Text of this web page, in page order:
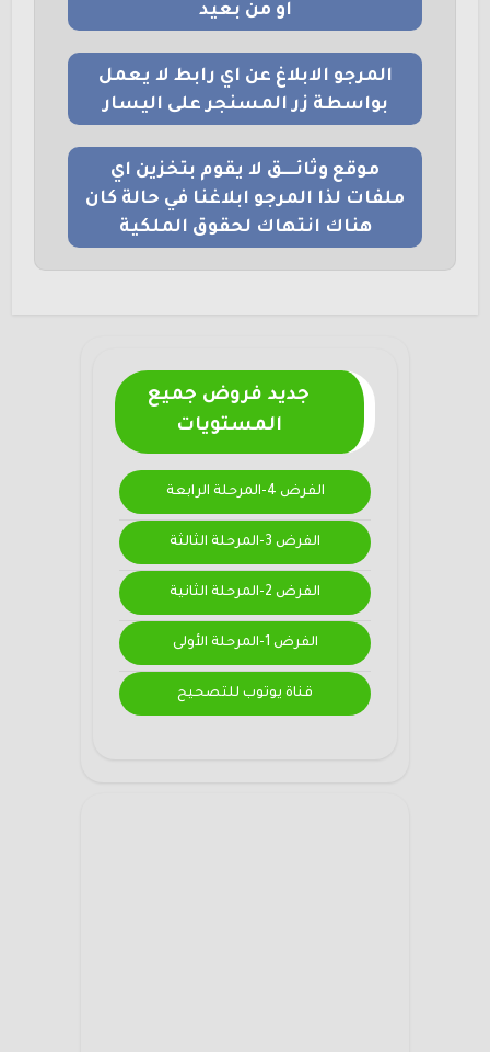
او من بعيد
المرجو الابلاغ عن اي رابط لا يعمل
بواسطة زر المسنجر على اليسار
موقع وثائــــق لا يقوم بتخزين اي
ملفات لذا المرجو ابلاغنا في حالة كان
هناك انتهاك لحقوق الملكية
جديد فروض جميع
المستويات
الفرض 4-المرحلة الرابعة
الفرض 3-المرحلة الثالثة
الفرض 2-المرحلة الثانية
الفرض 1-المرحلة الأولى
قناة يوتوب للتصحيح